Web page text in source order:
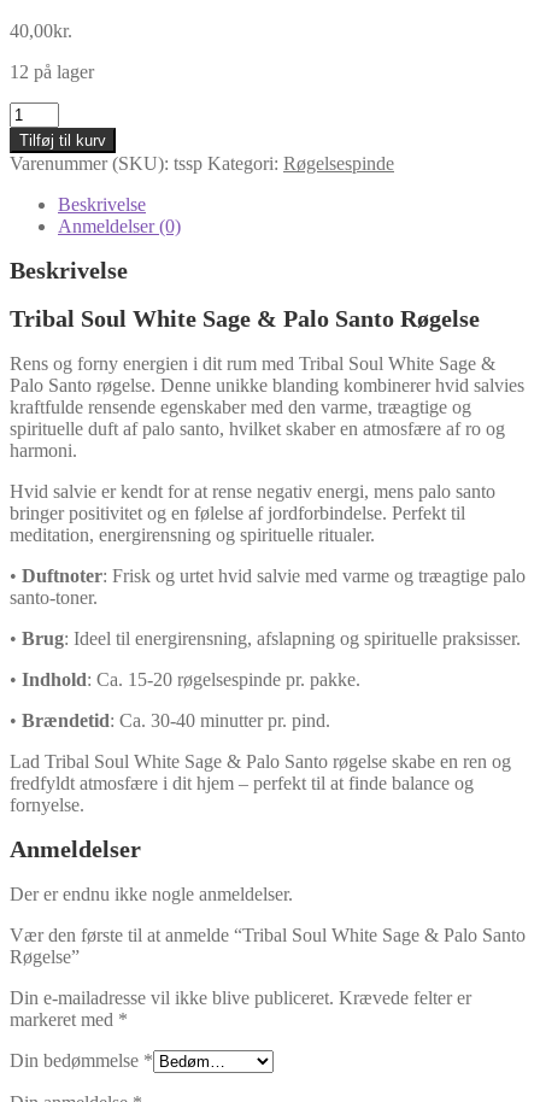
40,00kr.
12 på lager
Tribal
Soul
White
Sage
Palo
Røgelse
antal
Tilføj til kurv
Varenummer (SKU): tssp Kategori: Røgelsespinde
Beskrivelse
Anmeldelser (0)
Beskrivelse
Tribal Soul White Sage & Palo Santo Røgelse
Rens og forny energien i dit rum med Tribal Soul White Sage &
Palo Santo røgelse. Denne unikke blanding kombinerer hvid salvies
kraftfulde rensende egenskaber med den varme, træagtige og
spirituelle duft af palo santo, hvilket skaber en atmosfære af ro og
harmoni.
Hvid salvie er kendt for at rense negativ energi, mens palo santo
bringer positivitet og en følelse af jordforbindelse. Perfekt til
meditation, energirensning og spirituelle ritualer.
• Duftnoter: Frisk og urtet hvid salvie med varme og træagtige palo
santo-toner.
• Brug: Ideel til energirensning, afslapning og spirituelle praksisser.
• Indhold: Ca. 15-20 røgelsespinde pr. pakke.
• Brændetid: Ca. 30-40 minutter pr. pind.
Lad Tribal Soul White Sage & Palo Santo røgelse skabe en ren og
fredfyldt atmosfære i dit hjem – perfekt til at finde balance og
fornyelse.
Anmeldelser
Der er endnu ikke nogle anmeldelser.
Vær den første til at anmelde “Tribal Soul White Sage & Palo Santo
Røgelse”
Din e-mailadresse vil ikke blive publiceret. Krævede felter er
markeret med *
Din bedømmelse *
For the witches only 🖤
Email
Få din 10% rabatkode nu
Ellers tak